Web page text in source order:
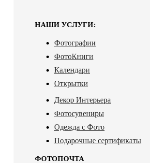
НАШИ УСЛУГИ:
Фотографии
ФотоКниги
Календари
Открытки
Декор Интерьера
Фотосувениры
Одежда с Фото
Подарочные сертификаты
ФОТОПОЧТА